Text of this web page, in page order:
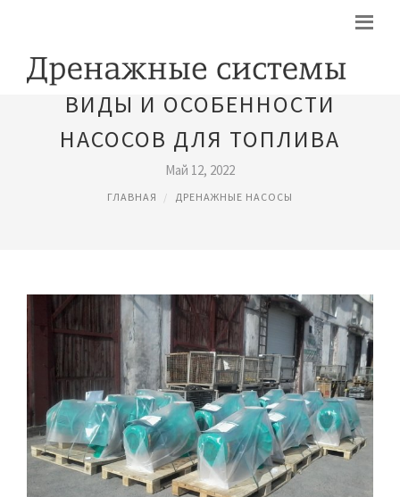
ВИДЫ И ОСОБЕННОСТИ
НАСОСОВ ДЛЯ ТОПЛИВА
Май 12, 2022
ГЛАВНАЯ ДРЕНАЖНЫЕ НАСОСЫ